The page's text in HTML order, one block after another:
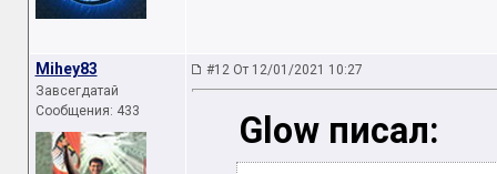
Mihey83
Завсегдатай
Сообщения: 433
#12 От 12/01/2021 10:27
Glow писал: